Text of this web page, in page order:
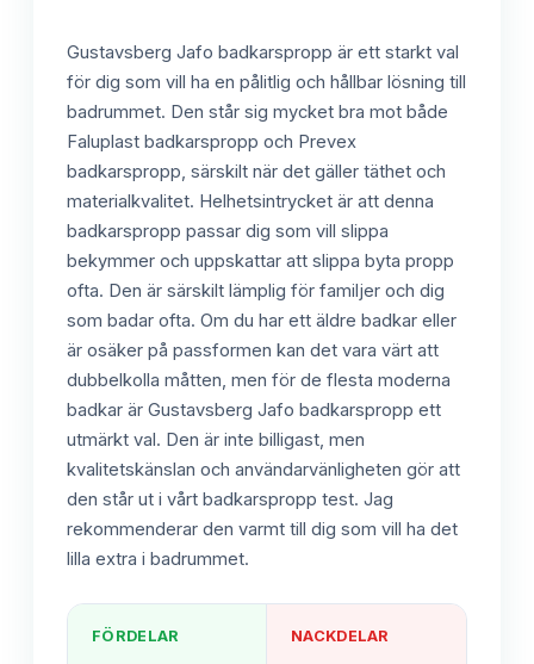
Gustavsberg Jafo badkarspropp är ett starkt val
för dig som vill ha en pålitlig och hållbar lösning till
badrummet. Den står sig mycket bra mot både
Faluplast badkarspropp och Prevex
badkarspropp, särskilt när det gäller täthet och
materialkvalitet. Helhetsintrycket är att denna
badkarspropp passar dig som vill slippa
bekymmer och uppskattar att slippa byta propp
ofta. Den är särskilt lämplig för familjer och dig
som badar ofta. Om du har ett äldre badkar eller
är osäker på passformen kan det vara värt att
dubbelkolla måtten, men för de flesta moderna
badkar är Gustavsberg Jafo badkarspropp ett
utmärkt val. Den är inte billigast, men
kvalitetskänslan och användarvänligheten gör att
den står ut i vårt badkarspropp test. Jag
rekommenderar den varmt till dig som vill ha det
lilla extra i badrummet.
FÖRDELAR NACKDELAR